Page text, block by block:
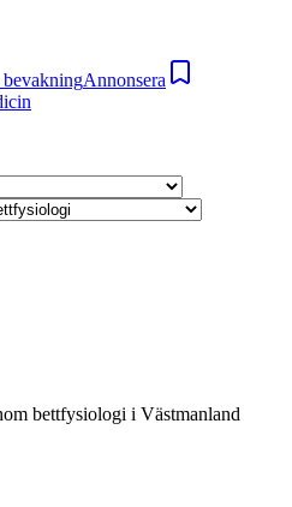
bevakningAnnonsera
bettfysiologi i Västmanland